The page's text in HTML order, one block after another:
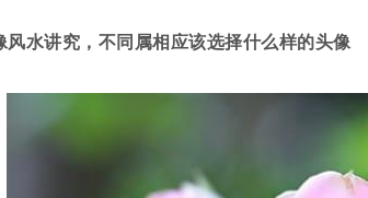
风水讲究，不同属相应该选择什么样的头像